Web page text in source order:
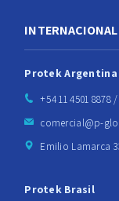
INTERNACIONAL
Protek Argentina
+54 11 4501 8878
comercial@p-
Emilio Lamarca
Protek Brasil